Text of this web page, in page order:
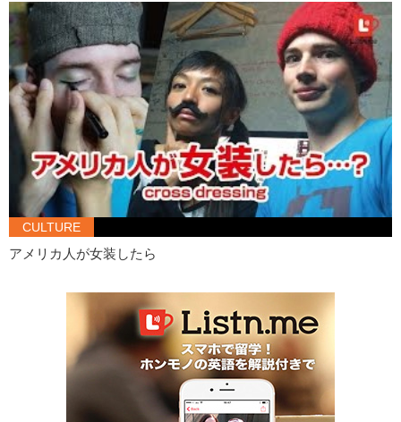
CULTURE
アメリカ人が女装したら